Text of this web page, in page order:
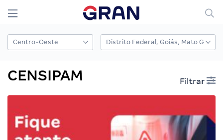
CENSIPAM Filtrar